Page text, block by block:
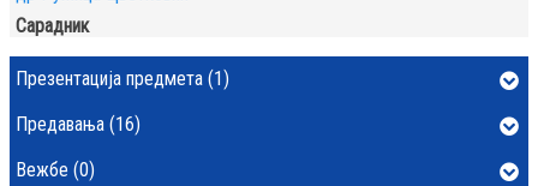
Сарадник
Презентација предмета (1)
Предавања (16)
Вежбе (0)